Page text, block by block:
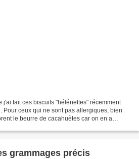
j'ai fait ces biscuits "hélénettes" récemment
Pour ceux qui ne sont pas allergiques, bien
le beurre de cacahuètes car on en a
grammages précis